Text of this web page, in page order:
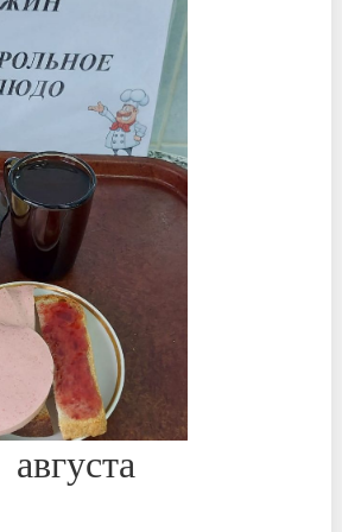
августа